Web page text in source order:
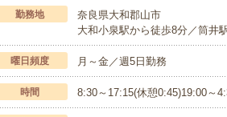
勤務地
奈良県大和郡山市
大和小泉駅から徒歩8分／筒井
曜日頻度 月～金／週5日勤務
時間 8:30～17:15(休憩0:45)19:00～